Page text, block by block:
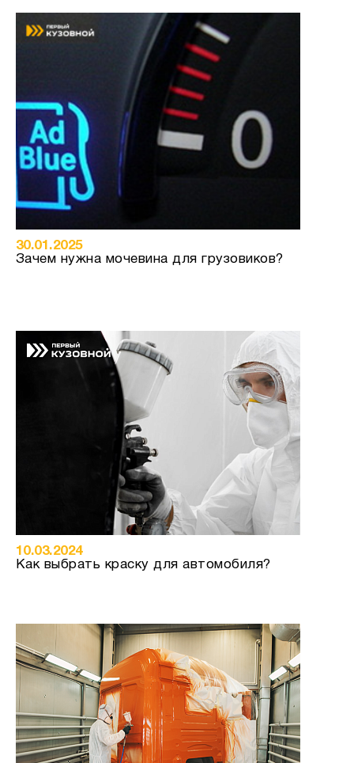
30.01.2025
Зачем нужна мочевина для грузовиков?
10.03.2024
Как выбрать краску для автомобиля?